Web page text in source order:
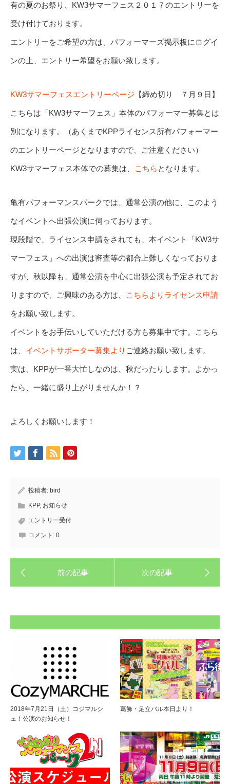
有の夏のお祭り、KW3サマーフェス２０１７のエントリーを
受け付けております。
エントリーをご希望の方は、パフォーマーズ掲示板にログイ
ンの上、エントリー希望をお願い致します。
KW3サマーフェスエントリーページ 【締め切り ７月９日】
こちらは「KW3サマーフェス」本体のパフォーマー募集とは
別になります。（あくまでKPPライセンス所有パフォーマー
のエントリーページとなりますので、ご注意ください）
KW3サマーフェス本体での募集は、 こちら となります。
亀有パフォーマンスパークでは、通常公演の他に、このよう
なイベントへ出張公演に伺っております。
現段階で、ライセンス申請をされても、本イベント「KW3サ
マーフェス」への出演は審査等の都合上難しくなっておりま
すが、秋以降も、通常公演を中心に出張公演も予定されてお
りますので、ご興味のある方は、 こちらよりライセンス申請
をお願い致します。
イベントをお手伝いしていただける方も募集中です。こちら
は、 イベントサポーター募集より ご連絡お願い致します。
実は、KPPが一番大忙しなのは、秋だったりします。よかっ
たら、一緒に盛り上がりませんか！？
よろしくお願いします！
投稿者: bird
KPP, お知らせ
エントリー受付
コメント: 0
2018年7月21日（土）コジマルシ
ェ！公演のお知らせ！
葛飾・足立バル本日より！